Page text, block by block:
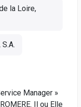
la Loire,
Manager »
Il ou Elle